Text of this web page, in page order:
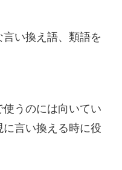
い換え語、類語を
うのには向いてい
に言い換える時に役